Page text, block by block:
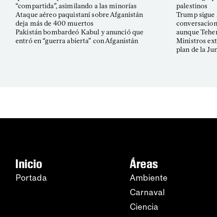
“compartida”, asimilando a las minorías
Ataque aéreo paquistaní sobre Afganistán
deja más de 400 muertos
Pakistán bombardeó Kabul y anunció que
entró en “guerra abierta” con Afganistán
palestinos
Trump sigue
aunque
Ministros
plan de la
Inicio
Portada
Áreas
Ambiente
Carnaval
Ciencia